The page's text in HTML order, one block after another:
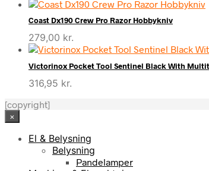
Coast Dx190 Crew Pro Razor Hobbykniv
279,00 kr.
Victorinox Pocket Tool Sentinel Black With
316,95 kr.
[copyright]
×
El & Belysning
Belysning
Pandelamper